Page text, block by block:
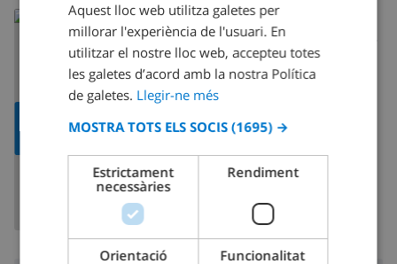
MOSTRAR
MAPA
Llegeix més:
Espanya >Costa Dorada >L'Ametlla de Mar
DUTCH
SPANISH
CATALAN
ITALIAN
NORWEGIAN
Aquest lloc web utilitza galetes per
millorar l'experiència de l'usuari. En
utilitzar el nostre lloc web, accepteu totes
les galetes d’acord amb la nostra Política
de galetes. Llegir-ne més
MOSTRA TOTS ELS SOCIS (1695) →
Estrictament
necessàries
Rendiment
Orientació Funcionalitat